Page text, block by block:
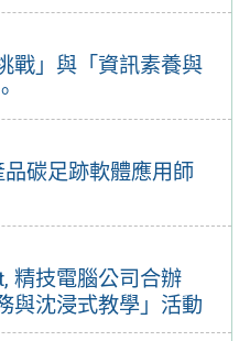
戰」與「資訊素養與
碳足跡軟體應用師
精技電腦公司合辦
與沈浸式教學」活動